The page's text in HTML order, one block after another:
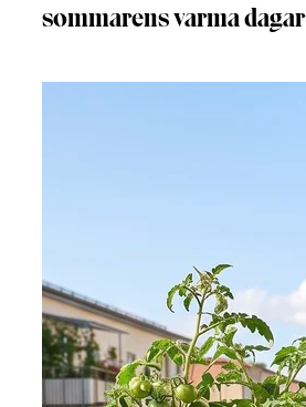
sommarens varma dagar